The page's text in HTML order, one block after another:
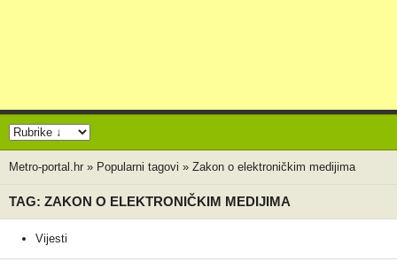
Metro-portal.hr » Popularni tagovi » Zakon o elektroničkim medijima
TAG: ZAKON O ELEKTRONIČKIM MEDIJIMA
Vijesti